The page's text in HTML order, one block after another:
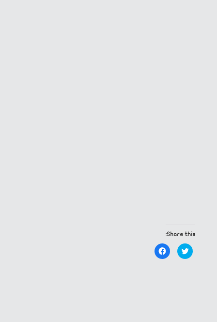
Share this:
Click
to
share
Click
to